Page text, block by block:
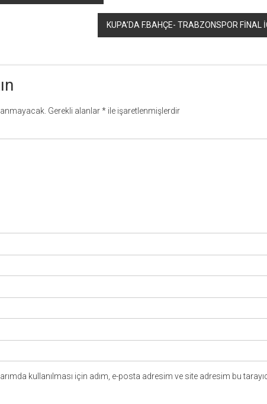
KUPA’DA F.BAHÇE- TRABZONSPOR FİNAL
Gerekli alanlar*ile işaretlenmişlerdir
kullanılması için adım, e-posta adresim ve site adresim bu